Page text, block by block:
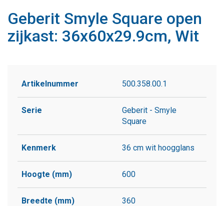
Geberit Smyle Square open
zijkast: 36x60x29.9cm, Wit
Artikelnummer 500.358.00.1
Serie
Geberit - Smyle
Square
Kenmerk 36 cm wit hoogglans
Hoogte (mm) 600
Breedte (mm) 360